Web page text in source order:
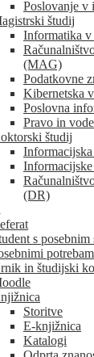
Poslovanje
študij
Informatika
(MAG)
Podatkovne
Kibernetska
Poslovna
Pravo in
študij
(DR)
s
in študijski
Storitve
E-knjižnica
Katalogi